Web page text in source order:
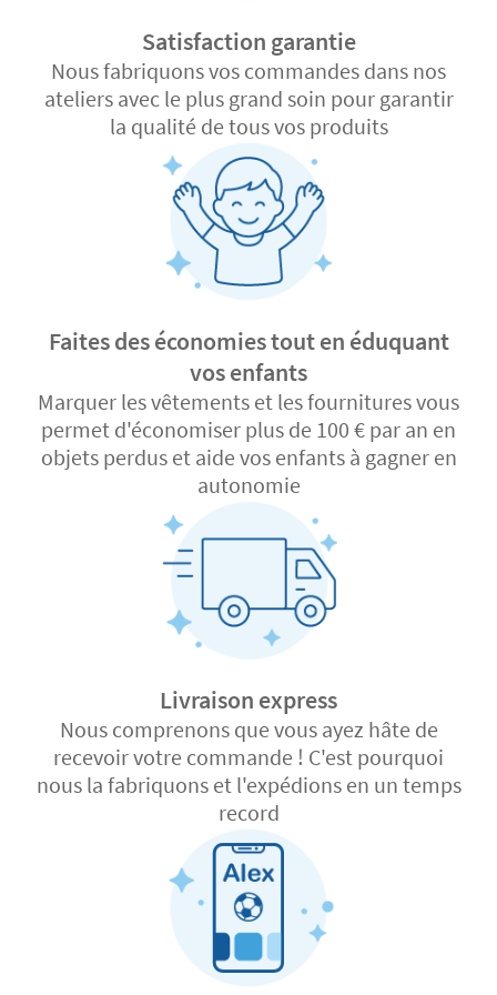
Satisfaction garantie
Nous fabriquons vos commandes dans nos
ateliers avec le plus grand soin pour garantir
la qualité de tous vos produits
Faites des économies tout en éduquant
vos enfants
Marquer les vêtements et les fournitures vous
permet d'économiser plus de 100 € par an en
objets perdus et aide vos enfants à gagner en
autonomie
Livraison express
Nous comprenons que vous ayez hâte de
recevoir votre commande ! C'est pourquoi
nous la fabriquons et l'expédions en un temps
record